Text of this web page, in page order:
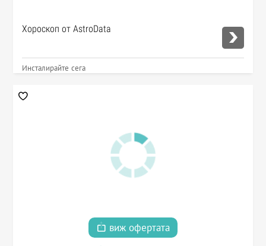
Хороскоп от AstroData
Инсталирайте сега
виж офертата